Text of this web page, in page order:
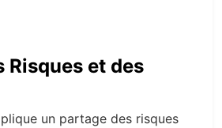
Risques et des
un partage des risques